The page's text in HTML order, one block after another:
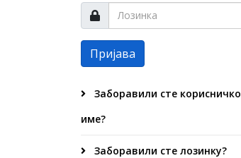
Пријава
Заборавили сте корисничко
име?
Заборавили сте лозинку?